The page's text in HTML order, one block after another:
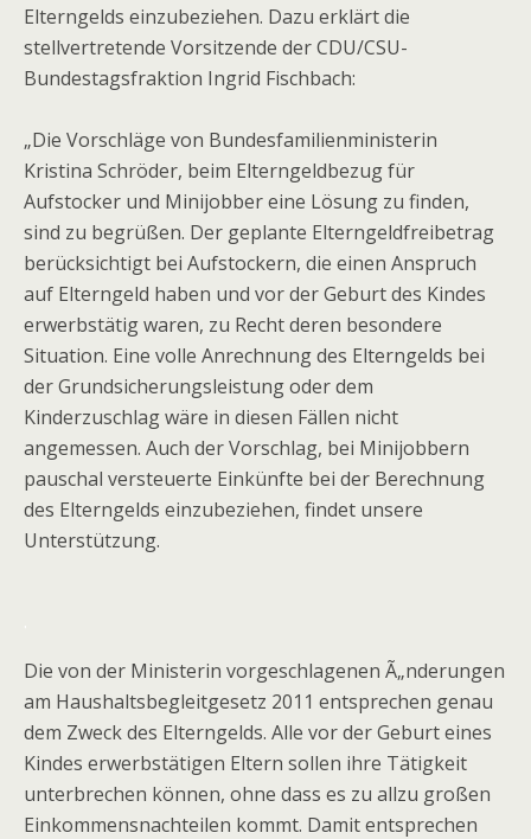
Elterngelds einzubeziehen. Dazu erklärt die
stellvertretende Vorsitzende der CDU/CSU-
Bundestagsfraktion Ingrid Fischbach:
„Die Vorschläge von Bundesfamilienministerin
Kristina Schröder, beim Elterngeldbezug für
Aufstocker und Minijobber eine Lösung zu finden,
sind zu begrüßen. Der geplante Elterngeldfreibetrag
berücksichtigt bei Aufstockern, die einen Anspruch
auf Elterngeld haben und vor der Geburt des Kindes
erwerbstätig waren, zu Recht deren besondere
Situation. Eine volle Anrechnung des Elterngelds bei
der Grundsicherungsleistung oder dem
Kinderzuschlag wäre in diesen Fällen nicht
angemessen. Auch der Vorschlag, bei Minijobbern
pauschal versteuerte Einkünfte bei der Berechnung
des Elterngelds einzubeziehen, findet unsere
Unterstützung.
Die von der Ministerin vorgeschlagenen Ã„nderungen
am Haushaltsbegleitgesetz 2011 entsprechen genau
dem Zweck des Elterngelds. Alle vor der Geburt eines
Kindes erwerbstätigen Eltern sollen ihre Tätigkeit
unterbrechen können, ohne dass es zu allzu großen
Einkommensnachteilen kommt. Damit entsprechen